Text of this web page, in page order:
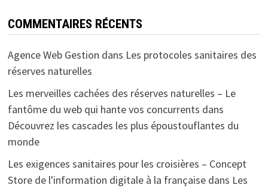
COMMENTAIRES RÉCENTS
Agence Web Gestion dans Les protocoles sanitaires des
réserves naturelles
Les merveilles cachées des réserves naturelles – Le
fantôme du web qui hante vos concurrents dans
Découvrez les cascades les plus époustouflantes du
monde
Les exigences sanitaires pour les croisières – Concept
Store de l'information digitale à la françaisedans Les